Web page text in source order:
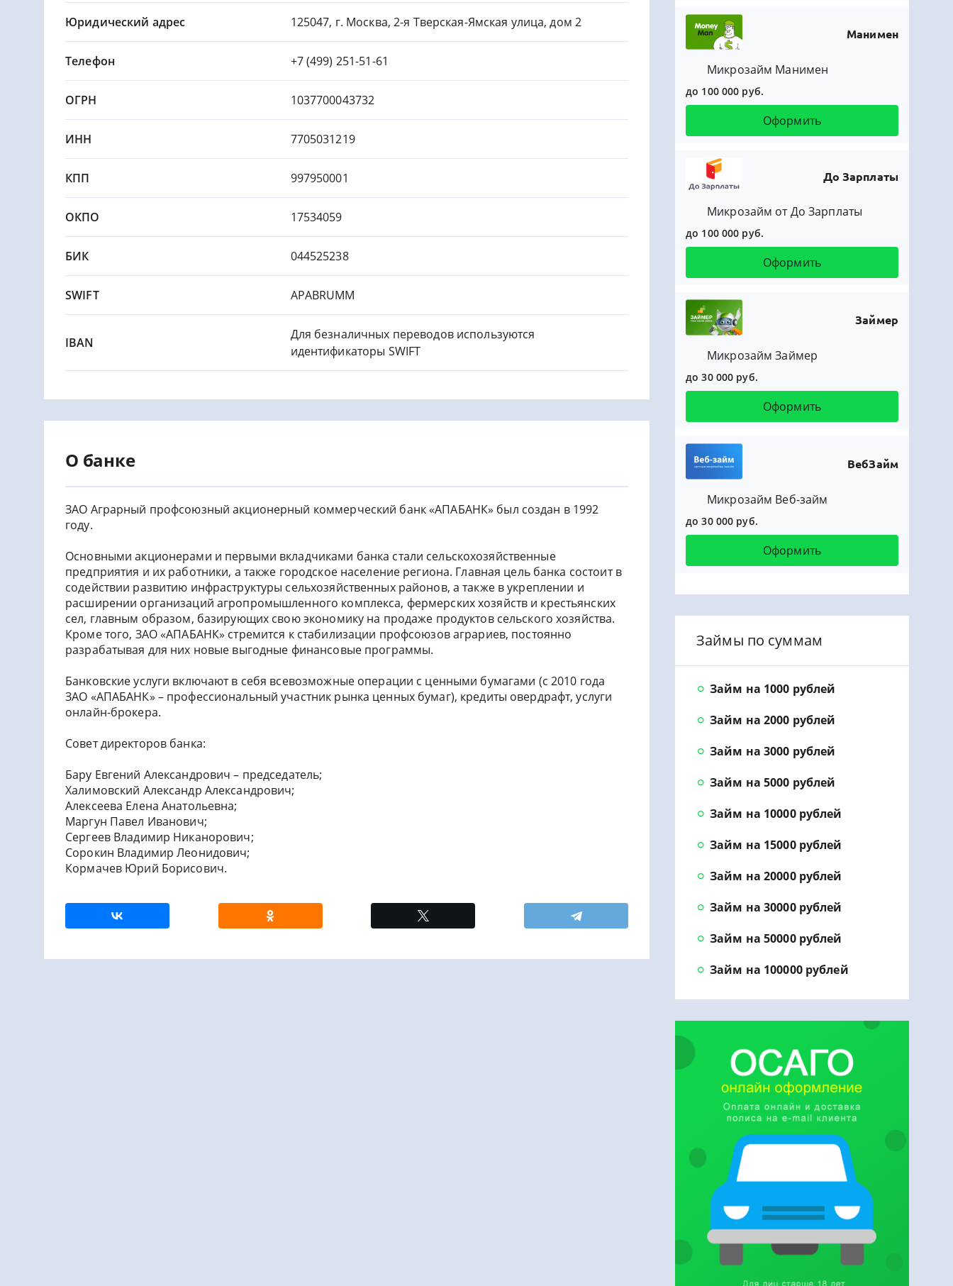
Юридический адрес 125047, г. Москва, 2-я Тверская-Ямская улица, дом 2
Телефон +7 (499) 251-51-61
ОГРН 1037700043732
ИНН 7705031219
КПП 997950001
ОКПО 17534059
БИК 044525238
SWIFT APABRUMM
IBAN
Для безналичных переводов используются
идентификаторы SWIFT
О банке
ЗАО Аграрный профсоюзный акционерный коммерческий банк «АПАБАНК» был создан в 1992
году.
Основными акционерами и первыми вкладчиками банка стали сельскохозяйственные
предприятия и их работники, а также городское население региона. Главная цель банка состоит в
содействии развитию инфраструктуры сельхозяйственных районов, а также в укреплении и
расширении организаций агропромышленного комплекса, фермерских хозяйств и крестьянских
сел, главным образом, базирующих свою экономику на продаже продуктов сельского хозяйства.
Кроме того, ЗАО «АПАБАНК» стремится к стабилизации профсоюзов аграриев, постоянно
разрабатывая для них новые выгодные финансовые программы.
Банковские услуги включают в себя всевозможные операции с ценными бумагами (с 2010 года
ЗАО «АПАБАНК» – профессиональный участник рынка ценных бумаг), кредиты овердрафт, услуги
онлайн-брокера.
Совет директоров банка:
Бару Евгений Александрович – председатель;
Халимовский Александр Александрович;
Алексеева Елена Анатольевна;
Маргун Павел Иванович;
Сергеев Владимир Никанорович;
Сорокин Владимир Леонидович;
Кормачев Юрий Борисович.
Манимен
Микрозайм Манимен
до 100 000 руб.
Оформить
До Зарплаты
Микрозайм от До Зарплаты
до 100 000 руб.
Оформить
Займер
Микрозайм Займер
до 30 000 руб.
Оформить
ВебЗайм
Микрозайм Веб-займ
до 30 000 руб.
Оформить
Займы по суммам
Займ на 1000 рублей
Займ на 2000 рублей
Займ на 3000 рублей
Займ на 5000 рублей
Займ на 10000 рублей
Займ на 15000 рублей
Займ на 20000 рублей
Займ на 30000 рублей
Займ на 50000 рублей
Займ на 100000 рублей